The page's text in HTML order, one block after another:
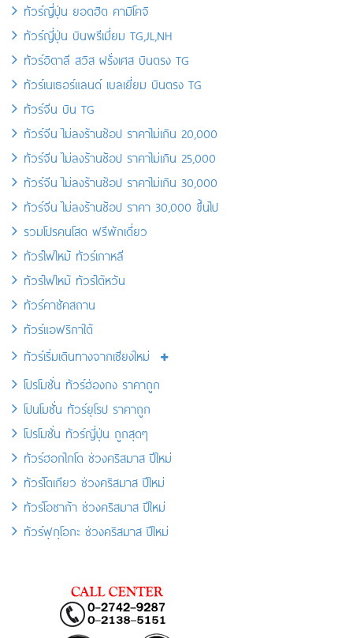
ทัวร์ญี่ปุ่น ยอดฮิต คามิโคจิ
ทัวร์ญี่ปุ่น บินพรีเมี่ยม TG,JL,NH
ทัวร์อิตาลี สวิส ฝรั่งเศส บินตรง TG
ทัวร์เนเธอร์แลนด์ เบลเยี่ยม บินตรง TG
ทัวร์จีน บิน TG
ทัวร์จีน ไม่ลงร้านช้อป ราคาไม่เกิน 20,000
ทัวร์จีน ไม่ลงร้านช้อป ราคาไม่เกิน 25,000
ทัวร์จีน ไม่ลงร้านช้อป ราคาไม่เกิน 30,000
ทัวร์จีน ไม่ลงร้านช้อป ราคา 30,000 ขึ้นไป
รวมโปรคนโสด ฟรีพักเดี่ยว
ทัวร์ไฟไหม้ ทัวร์เกาหลี
ทัวร์ไฟไหม้ ทัวร์ไต้หวัน
ทัวร์คาซัคสถาน
ทัวร์แอฟริกาใต้
ทัวร์เริ่มเดินทางจากเชียงใหม่
โปรโมชั่น ทัวร์ฮ่องกง ราคาถูก
โปนโมชั่น ทัวร์ยุโรป ราคาถูก
โปรโมชั่น ทัวร์ญี่ปุ่น ถูกสุดๆ
ทัวร์ฮอกไกโด ช่วงคริสมาส ปีใหม่
ทัวร์โตเกียว ช่วงคริสมาส ปีใหม่
ทัวร์โอซาก้า ช่วงคริสมาส ปีใหม่
ทัวร์ฟุกุโอกะ ช่วงคริสมาส ปีใหม่